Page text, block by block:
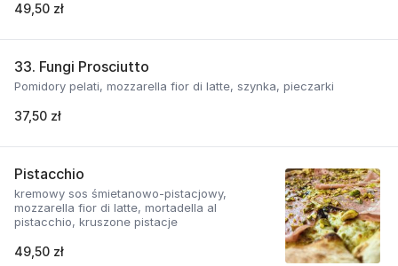
49,50 zł
33. Fungi Prosciutto
Pomidory pelati, mozzarella fior di latte, szynka, pieczarki
37,50 zł
Pistacchio
kremowy sos śmietanowo-pistacjowy,
mozzarella fior di latte, mortadella al
pistacchio, kruszone pistacje
49,50 zł